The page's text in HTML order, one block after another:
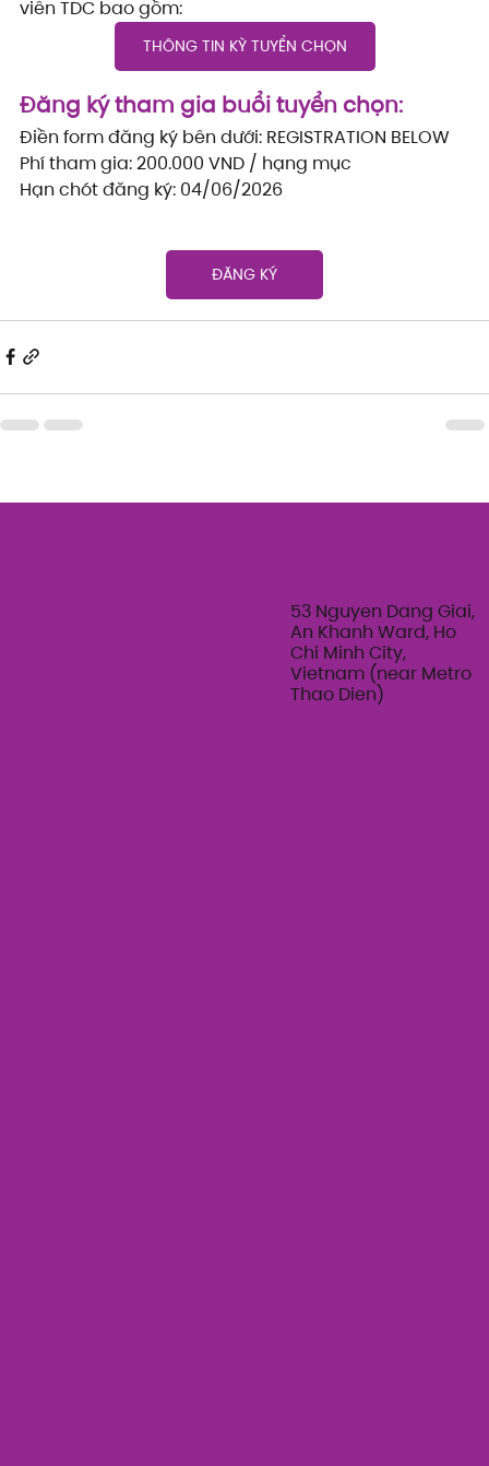
viên TDC bao gồm:
THÔNG TIN KỲ TUYỂN CHỌN
Đăng ký tham gia buổi tuyển chọn:
Điền form đăng ký bên dưới: REGISTRATION BELOW
Phí tham gia: 200.000 VND / hạng mục
Hạn chót đăng ký: 04/06/2026
ĐĂNG KÝ
53 Nguyen Dang Giai,
An Khanh Ward, Ho
Chi Minh City,
Vietnam (near Metro
Thao Dien)